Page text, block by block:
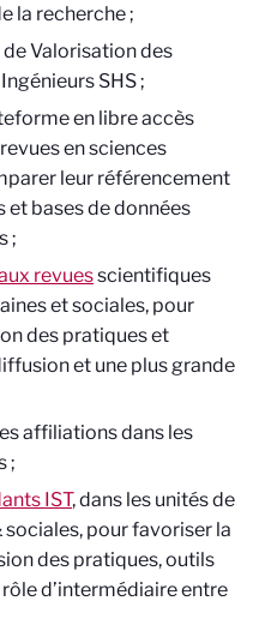
la recherche ;
Valorisation des
SHS ;
en libre accès
en sciences
leur référencement
et bases de données
;
revuesscientifiques
et sociales, pour
des pratiques et
et une plus grande
affiliations dans les
;
IST, dans les unités de
sociales, pour favoriser la
des pratiques, outils
d’intermédiaire entre